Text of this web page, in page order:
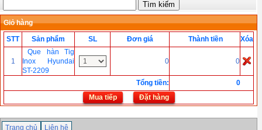
Giỏ hàng
STT
Sản phẩm SL Đơn giá Thành tiền Xóa
1
Que hàn Tig
Inox Hyundai
ST-2209
0 0
Tổng tiền:
0
Mua tiếp
Đặt hàng
Trang chủ Liên hệ